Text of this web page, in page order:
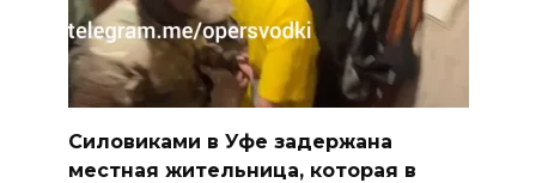
Силовиками в Уфе задержана
местная жительница, которая в